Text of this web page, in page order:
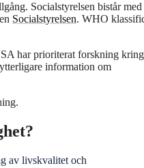
Socialstyrelsen bistår med
Socialstyrelsen. WHO
har prioriterat forskning kring
information om
av livskvalitet och